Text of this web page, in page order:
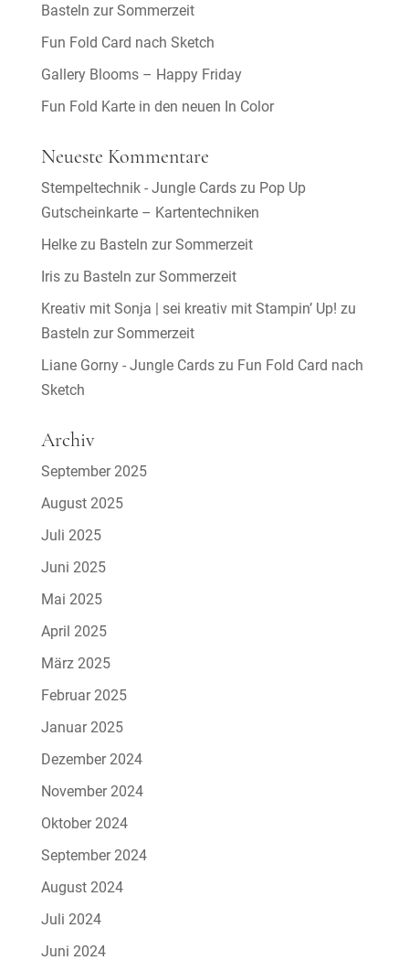
Basteln zur Sommerzeit
Fun Fold Card nach Sketch
Gallery Blooms – Happy Friday
Fun Fold Karte in den neuen In Color
Neueste Kommentare
Stempeltechnik - Jungle Cardszu Pop Up
Gutscheinkarte – Kartentechniken
Helkezu Basteln zur Sommerzeit
Iriszu Basteln zur Sommerzeit
Kreativ mit Sonja | sei kreativ mit Stampin’ Up! zu
Basteln zur Sommerzeit
Liane Gorny - Jungle Cardszu Fun Fold Card nach
Sketch
Archiv
September 2025
August 2025
Juli 2025
Juni 2025
Mai 2025
April 2025
März 2025
Februar 2025
Januar 2025
Dezember 2024
November 2024
Oktober 2024
September 2024
August 2024
Juli 2024
Juni 2024